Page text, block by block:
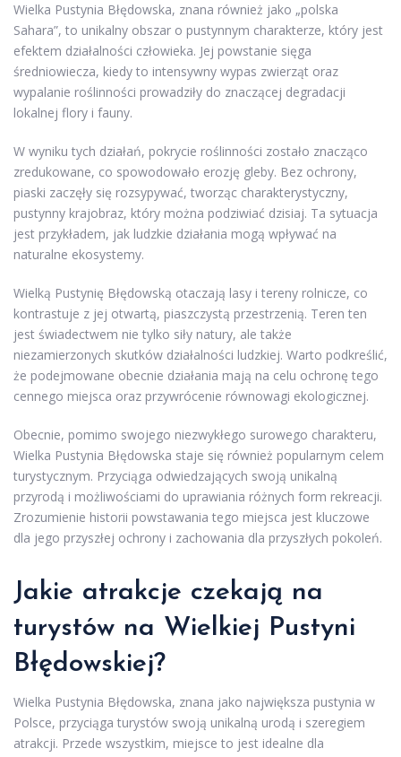
Wielka Pustynia Błędowska, znana również jako „polska
Sahara”, to unikalny obszar o pustynnym charakterze, który jest
efektem działalności człowieka. Jej powstanie sięga
średniowiecza, kiedy to intensywny wypas zwierząt oraz
wypalanie roślinności prowadziły do znaczącej degradacji
lokalnej flory i fauny.
W wyniku tych działań, pokrycie roślinności zostało znacząco
zredukowane, co spowodowało erozję gleby. Bez ochrony,
piaski zaczęły się rozsypywać, tworząc charakterystyczny,
pustynny krajobraz, który można podziwiać dzisiaj. Ta sytuacja
jest przykładem, jak ludzkie działania mogą wpływać na
naturalne ekosystemy.
Wielką Pustynię Błędowską otaczają lasy i tereny rolnicze, co
kontrastuje z jej otwartą, piaszczystą przestrzenią. Teren ten
jest świadectwem nie tylko siły natury, ale także
niezamierzonych skutków działalności ludzkiej. Warto podkreślić,
że podejmowane obecnie działania mają na celu ochronę tego
cennego miejsca oraz przywrócenie równowagi ekologicznej.
Obecnie, pomimo swojego niezwykłego surowego charakteru,
Wielka Pustynia Błędowska staje się również popularnym celem
turystycznym. Przyciąga odwiedzających swoją unikalną
przyrodą i możliwościami do uprawiania różnych form rekreacji.
Zrozumienie historii powstawania tego miejsca jest kluczowe
dla jego przyszłej ochrony i zachowania dla przyszłych pokoleń.
Jakie atrakcje czekają na
turystów na Wielkiej Pustyni
Błędowskiej?
Wielka Pustynia Błędowska, znana jako największa pustynia w
Polsce, przyciąga turystów swoją unikalną urodą i szeregiem
atrakcji. Przede wszystkim, miejsce to jest idealne dla